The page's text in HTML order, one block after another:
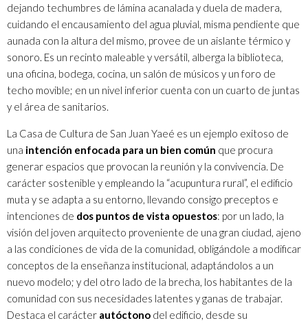
dejando techumbres de lámina acanalada y duela de madera,
cuidando el encausamiento del agua pluvial, misma pendiente que
aunada con la altura del mismo, provee de un aislante térmico y
sonoro. Es un recinto maleable y versátil, alberga la biblioteca,
una oficina, bodega, cocina, un salón de músicos y un foro de
techo movible; en un nivel inferior cuenta con un cuarto de juntas
y el área de sanitarios.
La Casa de Cultura de San Juan Yaeé es un ejemplo exitoso de
una intención enfocada para un bien común que procura
generar espacios que provocan la reunión y la convivencia. De
carácter sostenible y empleando la “acupuntura rural”, el edificio
muta y se adapta a su entorno, llevando consigo preceptos e
intenciones de dos puntos de vista opuestos: por un lado, la
visión del joven arquitecto proveniente de una gran ciudad, ajeno
a las condiciones de vida de la comunidad, obligándole a modificar
conceptos de la enseñanza institucional, adaptándolos a un
nuevo modelo; y del otro lado de la brecha, los habitantes de la
comunidad con sus necesidades latentes y ganas de trabajar.
Destaca el carácter autóctono del edificio, desde su